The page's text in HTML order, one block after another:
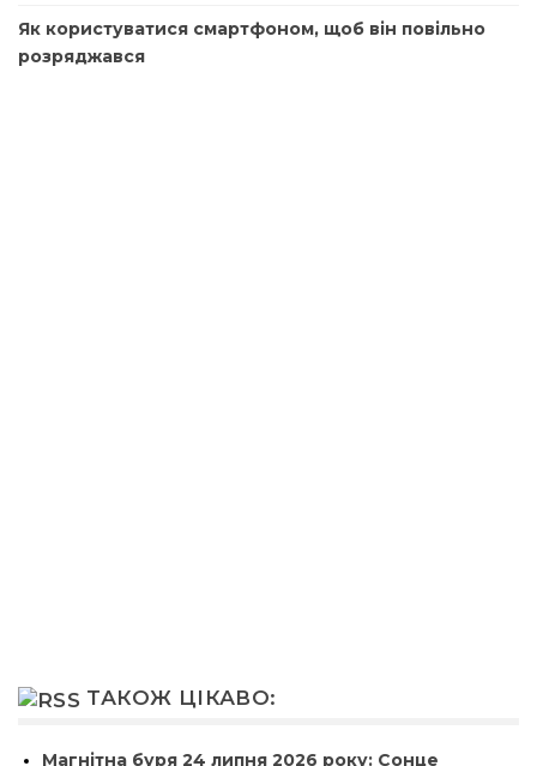
Як користуватися смартфоном, щоб він повільно
розряджався
ТАКОЖ ЦІКАВО:
Магнітна буря 24 липня 2026 року: Сонце